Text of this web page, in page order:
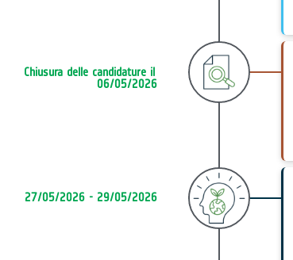
Chiusura delle candidature il
06/05/2026
27/05/2026 - 29/05/2026